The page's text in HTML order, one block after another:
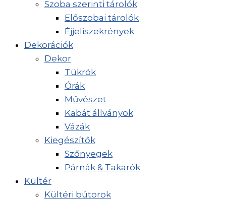
Szoba szerinti tárolók
Előszobai tárolók
Éjjeliszekrények
Dekorációk
Dekor
Tükrök
Órák
Művészet
Kabát állványok
Vázák
Kiegészítők
Szőnyegek
Párnák & Takarók
Kültér
Kültéri bútorok